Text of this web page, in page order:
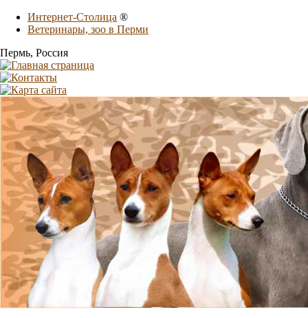
Интернет-Столица ®
Ветеринары, зоо в Перми
Пермь, Россия